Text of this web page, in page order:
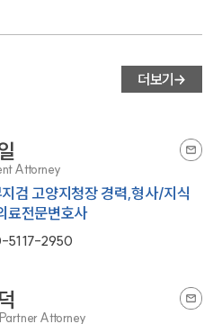
더보기
Attorney
검 고양지청장 경력,형사/지식
료전문변호사
5117-2950
Attorney